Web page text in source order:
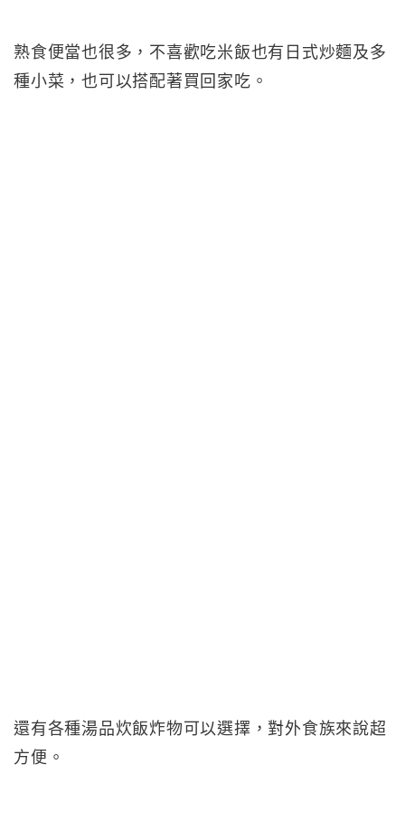
熟食便當也很多，不喜歡吃米飯也有日式炒麵及多
種小菜，也可以搭配著買回家吃。
還有各種湯品炊飯炸物可以選擇，對外食族來說超
方便。